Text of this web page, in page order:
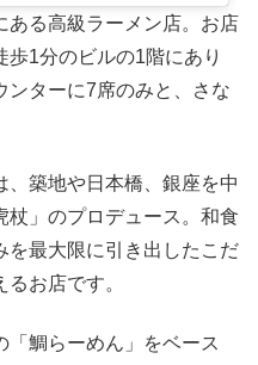
ある高級ラーメン店。お店
1分のビルの1階にあり
ンターに7席のみと、さな
、築地や日本橋、銀座を中
杖」のプロデュース。和食
を最大限に引き出したこだ
お店です。
「鯛らーめん」をベース